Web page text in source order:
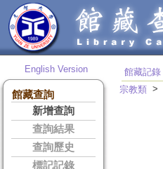
English Version
館藏查詢
新增查詢
查詢結果
查詢歷史
標記記錄
館藏記錄
宗教類 >